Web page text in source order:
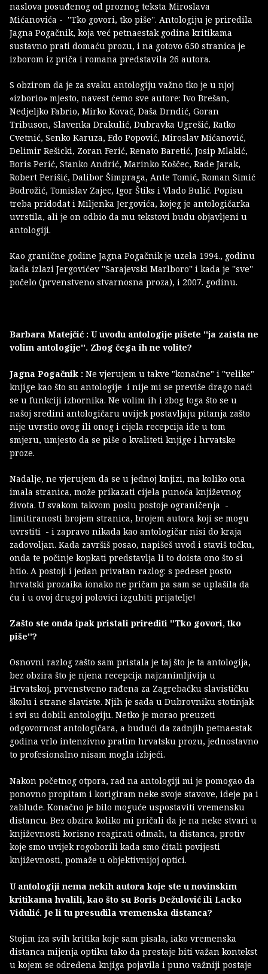
naslova posuđenog od proznog teksta Miroslava
Mićanovića - ''Tko govori, tko piše''. Antologiju je priredila
Jagna Pogačnik, koja već petnaestak godina kritikama
sustavno prati domaću prozu, i na gotovo 650 stranica je
izborom iz priča i romana predstavila 26 autora.
S obzirom da je za svaku antologiju važno tko je u njoj
«izborio» mjesto, navest ćemo sve autore: Ivo Brešan,
Nedjeljko Fabrio, Mirko Kovač, Daša Drndić, Goran
Tribuson, Slavenka Drakulić, Dubravka Ugrešić, Ratko
Cvetnić, Senko Karuza, Edo Popović, Miroslav Mićanović,
Delimir Rešicki, Zoran Ferić, Renato Baretić, Josip Mlakić,
Boris Perić, Stanko Andrić, Marinko Koščec, Rade Jarak,
Robert Perišić, Dalibor Šimpraga, Ante Tomić, Roman Simić
Bodrožić, Tomislav Zajec, Igor Štiks i Vlado Bulić. Popisu
treba pridodat i Miljenka Jergovića, kojeg je antologičarka
uvrstila, ali je on odbio da mu tekstovi budu objavljeni u
antologiji.
Kao granične godine Jagna Pogačnik je uzela 1994., godinu
kada izlazi Jergovićev ''Sarajevski Marlboro'' i kada je ''sve''
počelo (prvenstveno stvarnosna proza), i 2007. godinu.
Barbara Matejčić : U uvodu antologije pišete ''ja zaista ne
volim antologije''. Zbog čega ih ne volite?
Jagna Pogačnik : Ne vjerujem u takve "konačne" i "velike"
knjige kao što su antologije i nije mi se previše drago naći
se u funkciji izbornika. Ne volim ih i zbog toga što se u
našoj sredini antologičaru uvijek postavljaju pitanja zašto
nije uvrstio ovog ili onog i cijela recepcija ide u tom
smjeru, umjesto da se piše o kvaliteti knjige i hrvatske
proze.
Nadalje, ne vjerujem da se u jednoj knjizi, ma koliko ona
imala stranica, može prikazati cijela punoća književnog
života. U svakom takvom poslu postoje ograničenja -
limitiranosti brojem stranica, brojem autora koji se mogu
uvrstiti - i zapravo nikada kao antologičar nisi do kraja
zadovoljan. Kada završiš posao, napišeš uvod i staviš točku,
onda te počinje kopkati predstavlja li to doista ono što si
htio. A postoji i jedan privatan razlog: s pedeset posto
hrvatski prozaika ionako ne pričam pa sam se uplašila da
ću i u ovoj drugoj polovici izgubiti prijatelje!
Zašto ste onda ipak pristali prirediti ''Tko govori, tko
piše''?
Osnovni razlog zašto sam pristala je taj što je ta antologija,
bez obzira što je njena recepcija najzanimljivija u
Hrvatskoj, prvenstveno rađena za Zagrebačku slavističku
školu i strane slaviste. Njih je sada u Dubrovniku stotinjak
i svi su dobili antologiju. Netko je morao preuzeti
odgovornost antologičara, a budući da zadnjih petnaestak
godina vrlo intenzivno pratim hrvatsku prozu, jednostavno
to profesionalno nisam mogla izbjeći.
Nakon početnog otpora, rad na antologiji mi je pomogao da
ponovno propitam i korigiram neke svoje stavove, ideje pa i
zablude. Konačno je bilo moguće uspostaviti vremensku
distancu. Bez obzira koliko mi pričali da je na neke stvari u
književnosti korisno reagirati odmah, ta distanca, protiv
koje smo uvijek rogoborili kada smo čitali povijesti
književnosti, pomaže u objektivnijoj optici.
U antologiji nema nekih autora koje ste u novinskim
kritikama hvalili, kao što su Boris Dežulović ili Lacko
Vidulić. Je li tu presudila vremenska distanca?
Stojim iza svih kritika koje sam pisala, iako vremenska
distanca mijenja optiku tako da prestaje biti važan kontekst
u kojem se određena knjiga pojavila i puno važniji postaje